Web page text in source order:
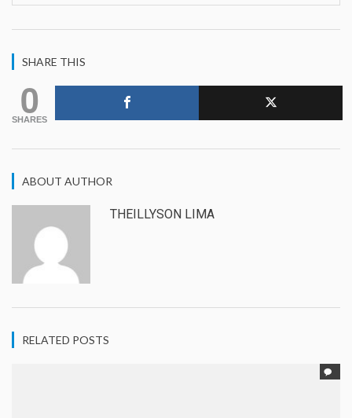
SHARE THIS
0
SHARES
ABOUT AUTHOR
THEILLYSON LIMA
RELATED POSTS